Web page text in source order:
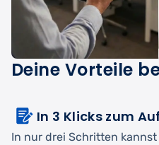
Deine Vorteile
In 3 Klicks zum
In nur drei Schritten